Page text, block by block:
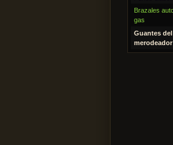
Brazales
gas
Guantes del
merodeador